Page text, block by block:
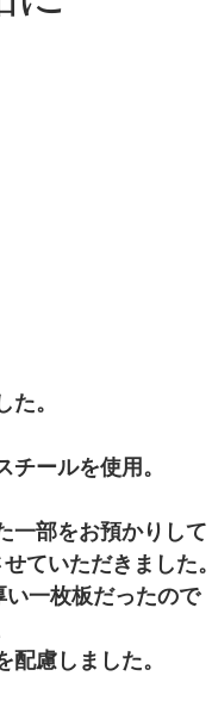
た。
ールを使用。
一部をお預かりして
ていただきました。
一枚板だったので
慮しました。